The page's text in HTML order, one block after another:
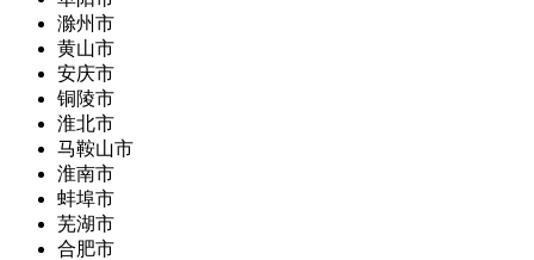
滁州市
黄山市
安庆市
铜陵市
淮北市
马鞍山市
淮南市
蚌埠市
芜湖市
合肥市